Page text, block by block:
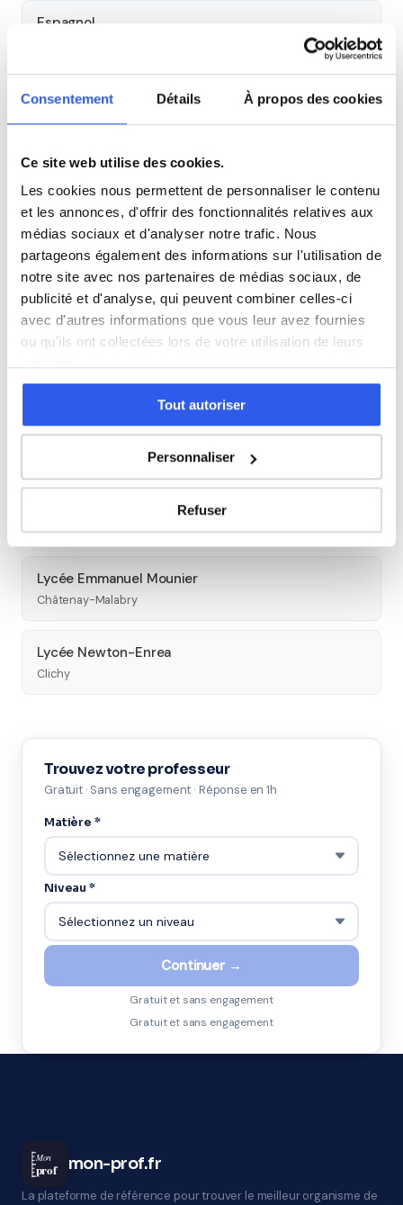
Consentement Détails À propos des cookies
Ce site web utilise des cookies.
Les cookies nous permettent de personnaliser le contenu
et les annonces, d'offrir des fonctionnalités relatives aux
médias sociaux et d'analyser notre trafic. Nous
partageons également des informations sur l'utilisation de
notre site avec nos partenaires de médias sociaux, de
publicité et d'analyse, qui peuvent combiner celles-ci
avec d'autres informations que vous leur avez fournies
ou qu'ils ont collectées lors de votre utilisation de leurs
Tout autoriser
Personnaliser
Refuser
Espagnol
Allemand
Autres lycées à proximité
Lycée Notre-Dame
Meudon
Lycée Saint-Thomas de Villeneuve
Lycée Emmanuel Mounier
Châtenay-Malabry
Lycée Newton-Enrea
Clichy
Trouvez votre professeur
Gratuit · Sans engagement · Réponse en 1h
Matière *
Niveau *
Continuer →
Gratuit et sans engagement
Gratuit et sans engagement
Mon
prof mon-prof.fr
La plateforme de référence pour trouver le meilleur organisme de